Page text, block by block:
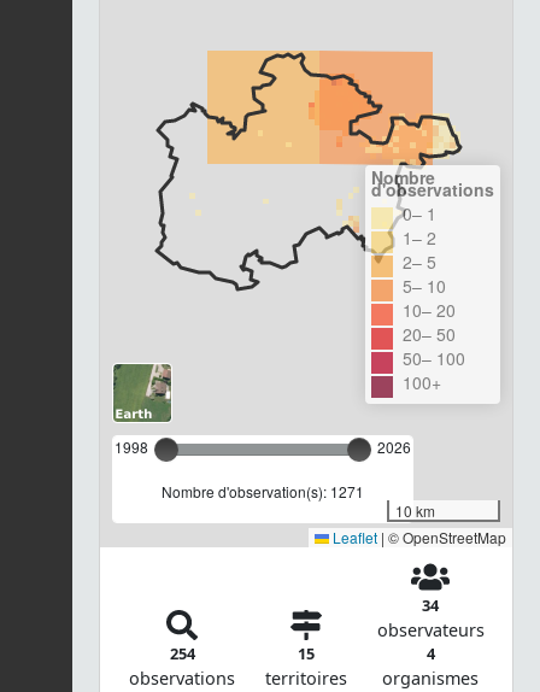
1998 2026
Nombre d'observation(s): 1271
Nombre
d'observations
0– 1
1– 2
2– 5
5– 10
10– 20
20– 50
50– 100
100+
10 km
Leaflet | © OpenStreetMap
254
observations
15
territoires
34
observateurs
4
organismes